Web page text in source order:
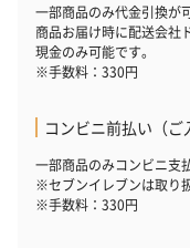
一部商品のみ代金引換が
商品お届け時に配送会社
現金のみ可能です。
※手数料：330円
コンビニ前払い（ご
一部商品のみコンビニ支
※セブンイレブンは取り
※手数料：330円